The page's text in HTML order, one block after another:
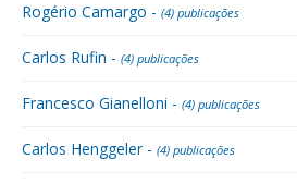
Rogério Camargo - (4) publicações
Carlos Rufin - (4) publicações
Francesco Gianelloni - (4) publicações
Carlos Henggeler - (4) publicações